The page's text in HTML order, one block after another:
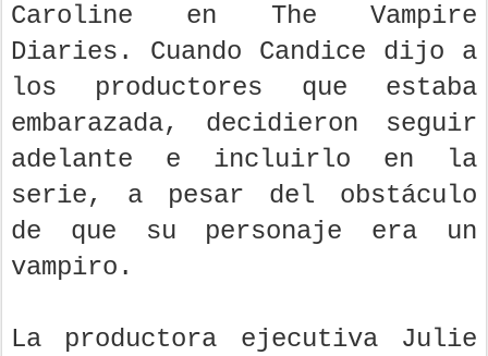
Caroline en The Vampire
Diaries. Cuando Candice dijo a
los productores que estaba
embarazada, decidieron seguir
adelante e incluirlo en la
serie, a pesar del obstáculo
de que su personaje era un
vampiro.
La productora ejecutiva Julie